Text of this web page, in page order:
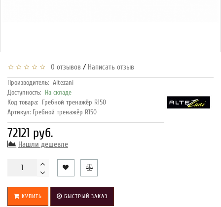
0 отзывов / Написать отзыв
Производитель: Altezani
Доступность: На складе
Код товара: Гребной тренажёр R150
Артикул: Гребной тренажёр R150
72121 руб.
Нашли дешевле
КУПИТЬ БЫСТРЫЙ ЗАКАЗ